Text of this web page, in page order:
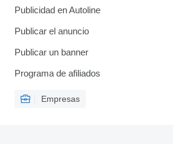
Publicidad en Autoline
Publicar el anuncio
Publicar un banner
Programa de afiliados
Empresas